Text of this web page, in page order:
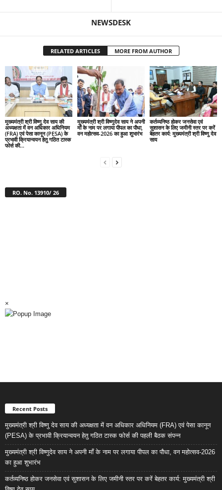
NEWSDESK
RELATED ARTICLES MORE FROM AUTHOR
मुख्यमंत्री श्री विष्णु देव साय की
अध्यक्षता में वन अधिकार अधिनियम
(FRA) एवं पेसा कानून (PESA) के
प्रभावी क्रियान्वयन हेतु गठित टास्क
फोर्स की...
मुख्यमंत्री श्री विष्णुदेव साय ने अपनी
माँ के नाम पर लगाया पीपल का पौधा,
वन महोत्सव-2026 का हुआ शुभारंभ
कर्तव्यनिष्ठ होकर जनसेवा एवं
सुशासन के लिए जमीनी स्तर पर करें
बेहतर कार्य: मुख्यमंत्री श्री विष्णु देव
साय
RO. No. 13910/ 26
×
Recent Posts
मुख्यमंत्री श्री विष्णु देव साय की अध्यक्षता में वन अधिकार अधिनियम (FRA) एवं पेसा कानून
(PESA) के प्रभावी क्रियान्वयन हेतु गठित टास्क फोर्स की पहली बैठक संपन्न
मुख्यमंत्री श्री विष्णुदेव साय ने अपनी माँ के नाम पर लगाया पीपल का पौधा, वन महोत्सव-2026
का हुआ शुभारंभ
कर्तव्यनिष्ठ होकर जनसेवा एवं सुशासन के लिए जमीनी स्तर पर करें बेहतर कार्य: मुख्यमंत्री श्री